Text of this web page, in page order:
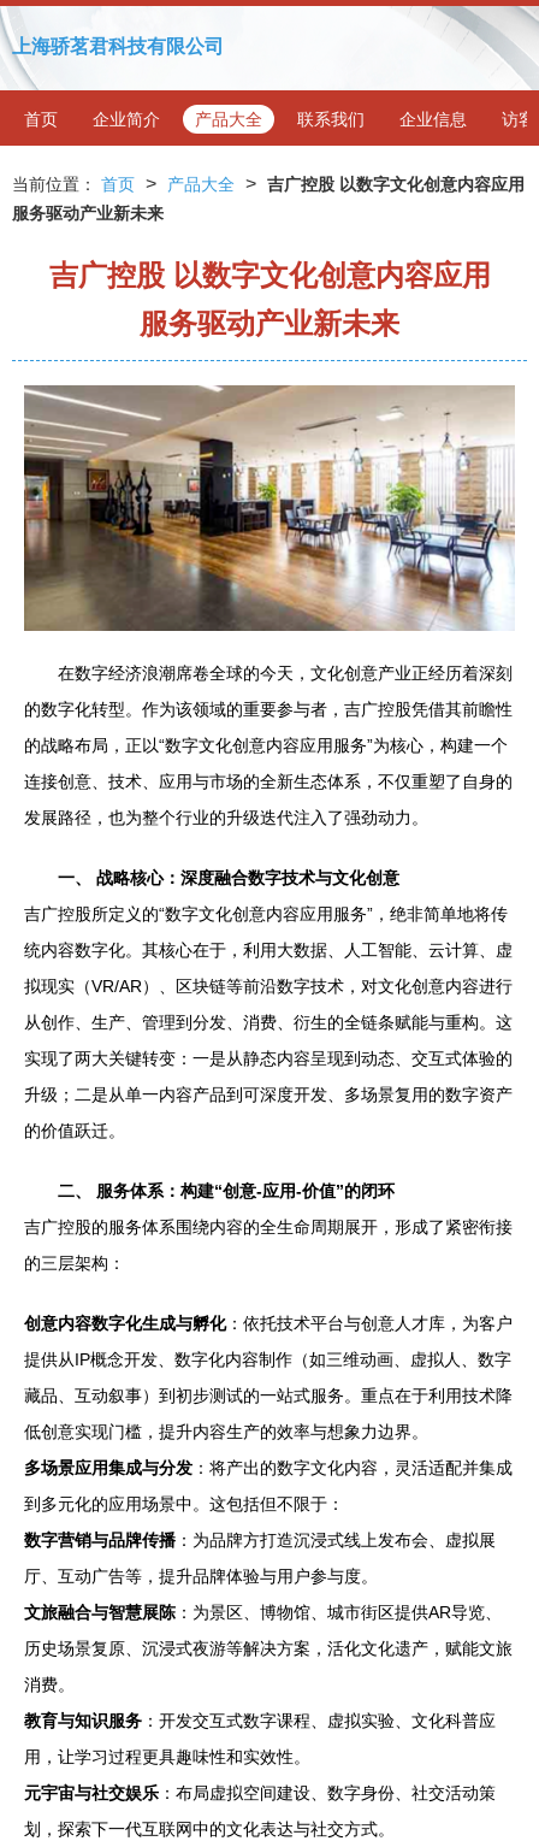
上海骄茗君科技有限公司
首页 企业简介 产品大全 联系我们 企业信息 访客
当前位置： 首页 > 产品大全 > 吉广控股 以数字文化创意内容应用
服务驱动产业新未来
吉广控股 以数字文化创意内容应用
服务驱动产业新未来
在数字经济浪潮席卷全球的今天，文化创意产业正经历着深刻
的数字化转型。作为该领域的重要参与者，吉广控股凭借其前瞻性
的战略布局，正以“数字文化创意内容应用服务”为核心，构建一个
连接创意、技术、应用与市场的全新生态体系，不仅重塑了自身的
发展路径，也为整个行业的升级迭代注入了强劲动力。
一、 战略核心：深度融合数字技术与文化创意
吉广控股所定义的“数字文化创意内容应用服务”，绝非简单地将传
统内容数字化。其核心在于，利用大数据、人工智能、云计算、虚
拟现实（VR/AR）、区块链等前沿数字技术，对文化创意内容进行
从创作、生产、管理到分发、消费、衍生的全链条赋能与重构。这
实现了两大关键转变：一是从静态内容呈现到动态、交互式体验的
升级；二是从单一内容产品到可深度开发、多场景复用的数字资产
的价值跃迁。
二、 服务体系：构建“创意-应用-价值”的闭环
吉广控股的服务体系围绕内容的全生命周期展开，形成了紧密衔接
的三层架构：
创意内容数字化生成与孵化：依托技术平台与创意人才库，为客户
提供从IP概念开发、数字化内容制作（如三维动画、虚拟人、数字
藏品、互动叙事）到初步测试的一站式服务。重点在于利用技术降
低创意实现门槛，提升内容生产的效率与想象力边界。
多场景应用集成与分发 ：将产出的数字文化内容，灵活适配并集成
到多元化的应用场景中。这包括但不限于：
数字营销与品牌传播 ：为品牌方打造沉浸式线上发布会、虚拟展
厅、互动广告等，提升品牌体验与用户参与度。
文旅融合与智慧展陈 ：为景区、博物馆、城市街区提供AR导览、
历史场景复原、沉浸式夜游等解决方案，活化文化遗产，赋能文旅
消费。
教育与知识服务 ：开发交互式数字课程、虚拟实验、文化科普应
用，让学习过程更具趣味性和实效性。
元宇宙与社交娱乐 ：布局虚拟空间建设、数字身份、社交活动策
划，探索下一代互联网中的文化表达与社交方式。